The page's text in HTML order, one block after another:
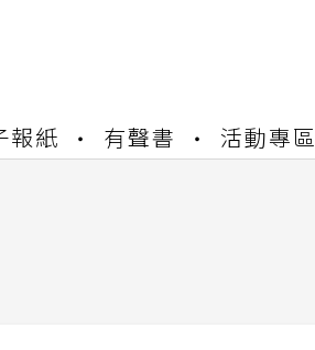
報紙 有聲書 活動專區
請
申請圖文教學